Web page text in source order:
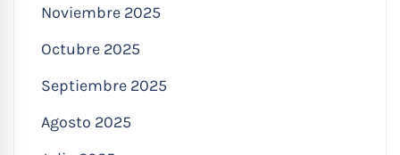
Noviembre 2025
Octubre 2025
Septiembre 2025
Agosto 2025